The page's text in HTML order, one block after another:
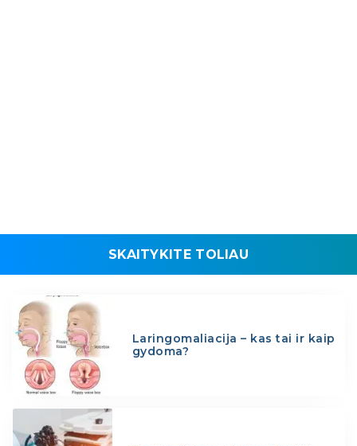
SKAITYKITE TOLIAU
Laringomaliacija – kas tai ir kaip
gydoma?